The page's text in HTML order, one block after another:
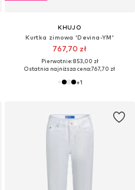
KHUJO
Kurtka zimowa 'Devina-YM'
767,70 zł
Pierwotnie: 853,00 zł
Ostatnia najniższa cena:767,70 zł
+1